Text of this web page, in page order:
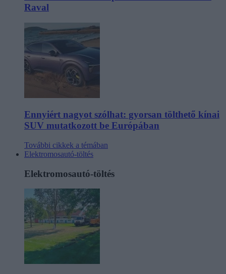
Raval
Ennyiért nagyot szólhat: gyorsan tölthető kínai
SUV mutatkozott be Európában
További cikkek a témában
Elektromosautó-töltés
Elektromosautó-töltés